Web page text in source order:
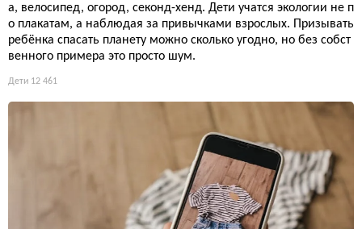
а, велосипед, огород, секонд-хенд. Дети учатся экологии не п
о плакатам, а наблюдая за привычками взрослых. Призывать
ребёнка спасать планету можно сколько угодно, но без собст
венного примера это просто шум.
Дети 12 461